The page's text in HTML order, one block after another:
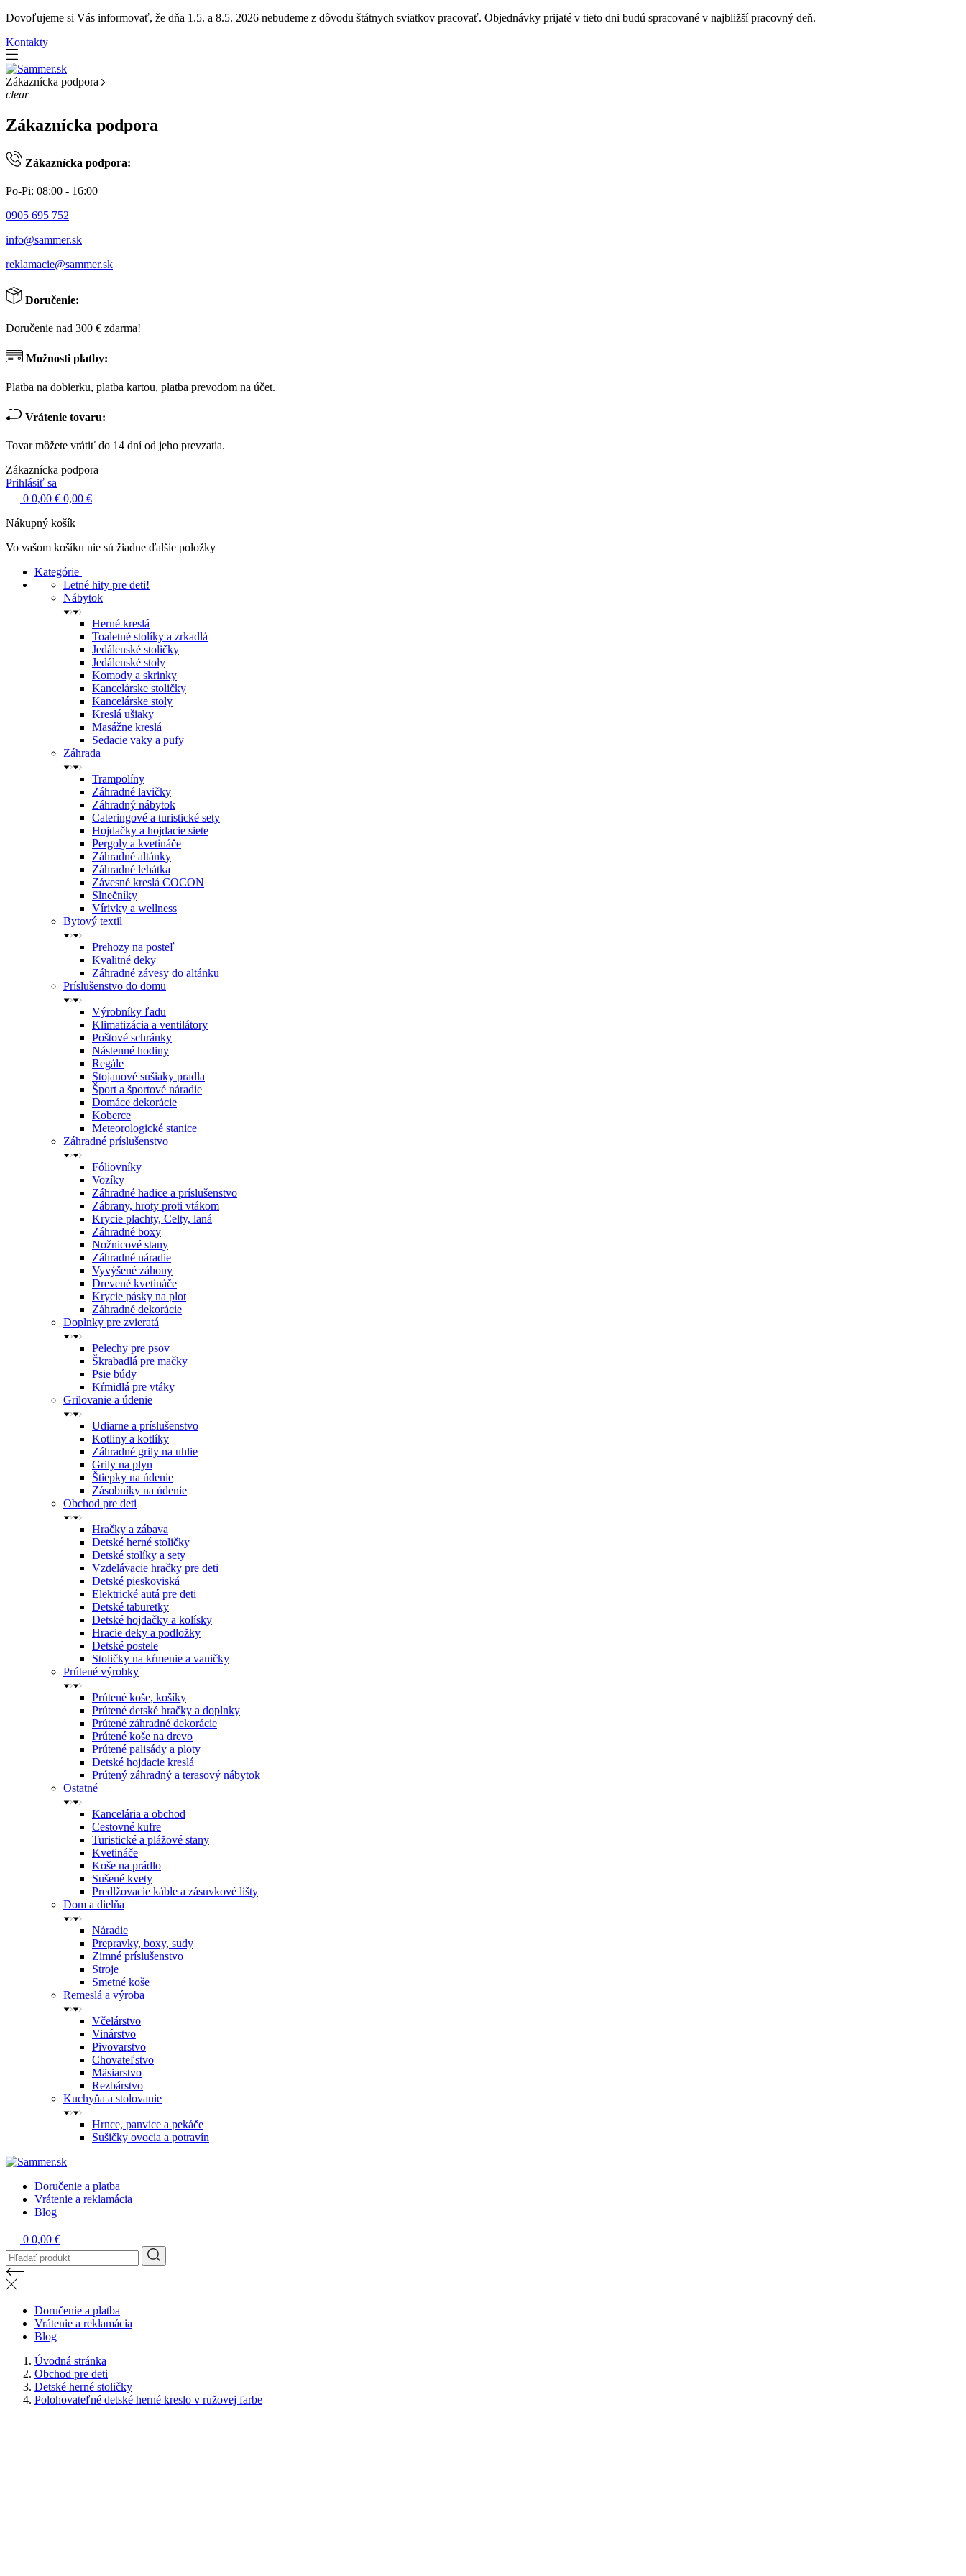
Dovoľujeme si Vás informovať, že dňa 1.5. a 8.5. 2026 nebudeme z dôvodu štátnych sviatkov pracovať. Objednávky prijaté v tieto dni budú spracované v najbližší pracovný deň.
Kontakty
Zákaznícka podpora
clear
Zákaznícka podpora
Zákaznícka podpora:
Po-Pi: 08:00 - 16:00
0905 695 752
info@sammer.sk
reklamacie@sammer.sk
Doručenie:
Doručenie nad 300 € zdarma!
Možnosti platby:
Platba na dobierku, platba kartou, platba prevodom na účet.
Vrátenie tovaru:
Tovar môžete vrátiť do 14 dní od jeho prevzatia.
Zákaznícka podpora
Prihlásiť sa
0 0,00 € 0,00 €
Nákupný košík
Vo vašom košíku nie sú žiadne ďalšie položky
Kategórie
Letné hity pre deti!
Nábytok
Herné kreslá
Toaletné stolíky a zrkadlá
Jedálenské stoličky
Jedálenské stoly
Komody a skrinky
Kancelárske stoličky
Kancelárske stoly
Kreslá ušiaky
Masážne kreslá
Sedacie vaky a pufy
Záhrada
Trampolíny
Záhradné lavičky
Záhradný nábytok
Cateringové a turistické sety
Hojdačky a hojdacie siete
Pergoly a kvetináče
Záhradné altánky
Záhradné lehátka
Závesné kreslá COCON
Slnečníky
Vírivky a wellness
Bytový textil
Prehozy na posteľ
Kvalitné deky
Záhradné závesy do altánku
Príslušenstvo do domu
Výrobníky ľadu
Klimatizácia a ventilátory
Poštové schránky
Nástenné hodiny
Regále
Stojanové sušiaky pradla
Šport a športové náradie
Domáce dekorácie
Koberce
Meteorologické stanice
Záhradné príslušenstvo
Fóliovníky
Vozíky
Záhradné hadice a príslušenstvo
Zábrany, hroty proti vtákom
Krycie plachty, Celty, laná
Záhradné boxy
Nožnicové stany
Záhradné náradie
Vyvýšené záhony
Drevené kvetináče
Krycie pásky na plot
Záhradné dekorácie
Doplnky pre zvieratá
Pelechy pre psov
Škrabadlá pre mačky
Psie búdy
Kŕmidlá pre vtáky
Grilovanie a údenie
Udiarne a príslušenstvo
Kotliny a kotlíky
Záhradné grily na uhlie
Grily na plyn
Štiepky na údenie
Zásobníky na údenie
Obchod pre deti
Hračky a zábava
Detské herné stoličky
Detské stolíky a sety
Vzdelávacie hračky pre deti
Detské pieskoviská
Elektrické autá pre deti
Detské taburetky
Detské hojdačky a kolísky
Hracie deky a podložky
Detské postele
Stoličky na kŕmenie a vaničky
Prútené výrobky
Prútené koše, košíky
Prútené detské hračky a doplnky
Prútené záhradné dekorácie
Prútené koše na drevo
Prútené palisády a ploty
Detské hojdacie kreslá
Prútený záhradný a terasový nábytok
Ostatné
Kancelária a obchod
Cestovné kufre
Turistické a plážové stany
Kvetináče
Koše na prádlo
Sušené kvety
Predlžovacie káble a zásuvkové lišty
Dom a dielňa
Náradie
Prepravky, boxy, sudy
Zimné príslušenstvo
Stroje
Smetné koše
Remeslá a výroba
Včelárstvo
Vinárstvo
Pivovarstvo
Chovateľstvo
Mäsiarstvo
Rezbárstvo
Kuchyňa a stolovanie
Hrnce, panvice a pekáče
Sušičky ovocia a potravín
Doručenie a platba
Vrátenie a reklamácia
Blog
0 0,00 €
Doručenie a platba
Vrátenie a reklamácia
Blog
Úvodná stránka
Obchod pre deti
Detské herné stoličky
Polohovateľné detské herné kreslo v ružovej farbe